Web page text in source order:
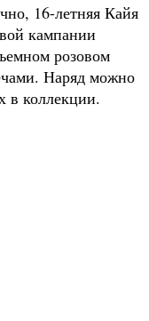
16-летняя Кайя
кампании
розовом
Наряд можно
в коллекции.